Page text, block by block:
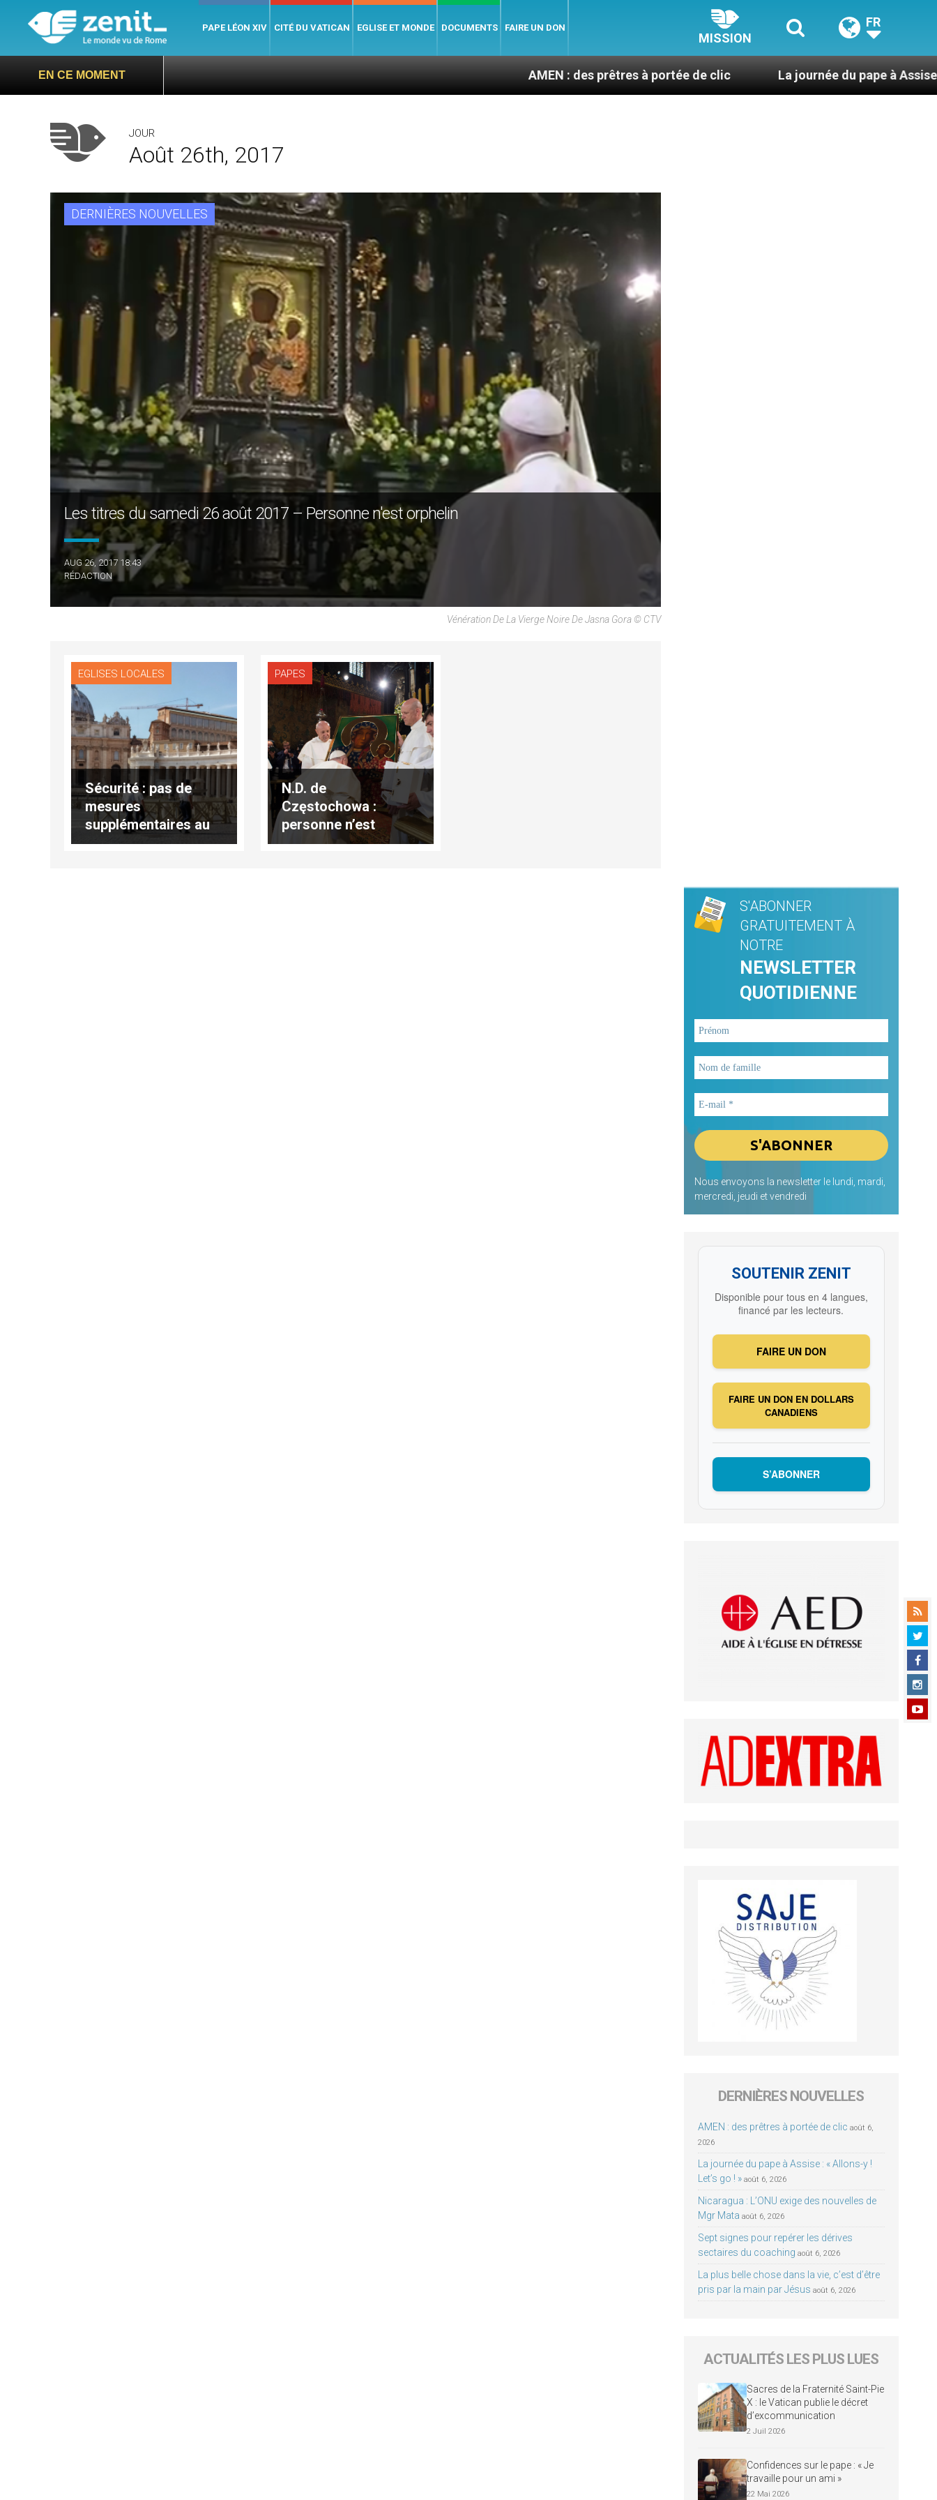
PAPE LÉON XIV CITÉ DU VATICAN EGLISE ET MONDE DOCUMENTS FAIRE UN DON
MISSION
FR
EN CE MOMENT AMEN : des prêtres à portée de clic La journée du pape à Assise : « Allons-y !
JOUR
Août 26th, 2017
DERNIÈRES NOUVELLES
Les titres du samedi 26 août 2017 – Personne n'est orphelin
AUG 26, 2017 18:43
RÉDACTION
Vénération De La Vierge Noire De Jasna Gora © CTV
EGLISES LOCALES
Sécurité : pas de
mesures
supplémentaires au
Vatican
PAPES
N.D. de
Częstochowa :
personne n’est
orphelin
S'ABONNER
GRATUITEMENT À
NOTRE
NEWSLETTER
QUOTIDIENNE
Nous envoyons la newsletter le lundi, mardi,
mercredi, jeudi et vendredi
SOUTENIR ZENIT
Disponible pour tous en 4 langues,
financé par les lecteurs.
FAIRE UN DON
FAIRE UN DON EN DOLLARS
CANADIENS
S’ABONNER
DERNIÈRES NOUVELLES
AMEN : des prêtres à portée de clic août 6,
2026
La journée du pape à Assise : « Allons-y !
Let’s go ! » août 6, 2026
Nicaragua : L’ONU exige des nouvelles de
Mgr Mata août 6, 2026
Sept signes pour repérer les dérives
sectaires du coaching août 6, 2026
La plus belle chose dans la vie, c’est d’être
pris par la main par Jésus août 6, 2026
ACTUALITÉS LES PLUS LUES
Sacres de la Fraternité Saint-Pie
X : le Vatican publie le décret
d’excommunication
2 Juil 2026
Confidences sur le pape : « Je
travaille pour un ami »
22 Mai 2026